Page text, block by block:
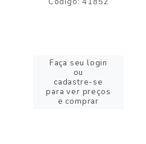
Faça seu login
ou
cadastre-se
para ver preços
e comprar